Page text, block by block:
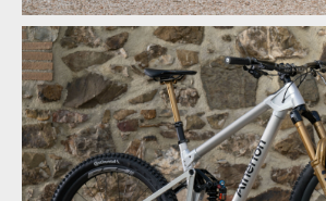
Karbonové verze jsou označeny písmenem A
Karbonové verze jsou označeny písmenem A
Karbonové verze jsou označeny písmenem A